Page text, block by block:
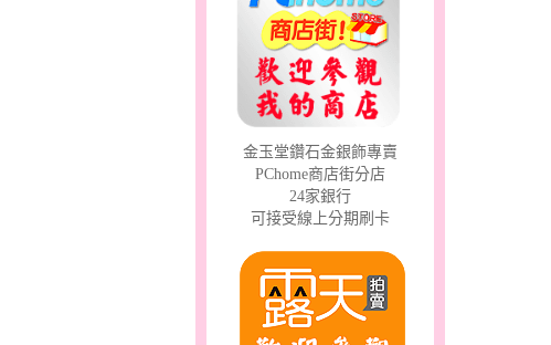
只愛你～男黃金戒指
幸運草的愛～金鋼套鍊
金玉堂鑽石金銀飾專賣
PChome商店街分店
24家銀行
可接受線上分期刷卡